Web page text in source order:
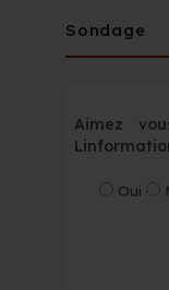
Sondage
Aimez
Oui